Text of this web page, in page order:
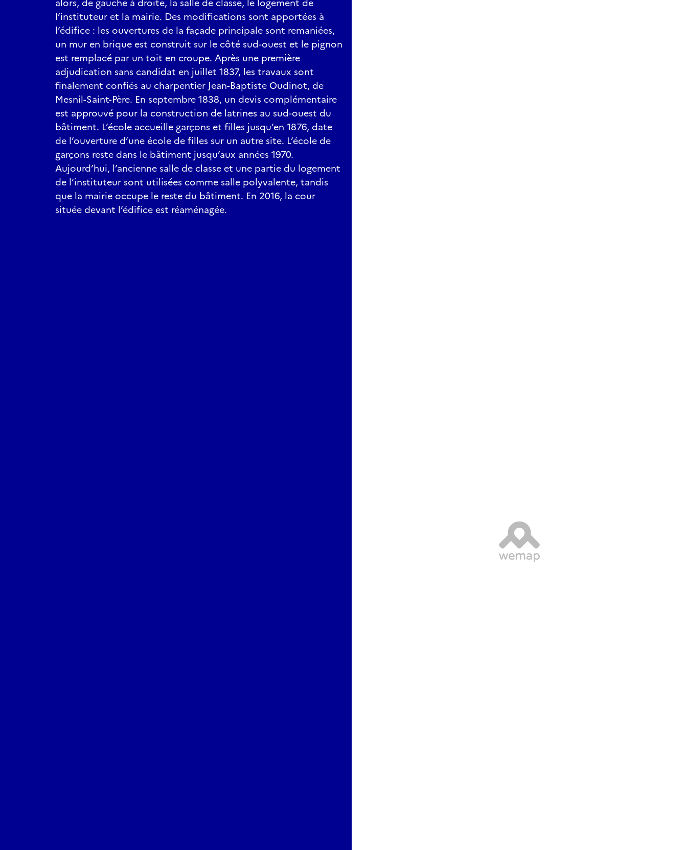
alors, de gauche à droite, la salle de classe, le logement de
l’instituteur et la mairie. Des modifications sont apportées à
l’édifice : les ouvertures de la façade principale sont remaniées,
un mur en brique est construit sur le côté sud-ouest et le pignon
est remplacé par un toit en croupe. Après une première
adjudication sans candidat en juillet 1837, les travaux sont
finalement confiés au charpentier Jean-Baptiste Oudinot, de
Mesnil-Saint-Père. En septembre 1838, un devis complémentaire
est approuvé pour la construction de latrines au sud-ouest du
bâtiment. L’école accueille garçons et filles jusqu’en 1876, date
de l’ouverture d’une école de filles sur un autre site. L’école de
garçons reste dans le bâtiment jusqu’aux années 1970.
Aujourd’hui, l’ancienne salle de classe et une partie du logement
de l’instituteur sont utilisées comme salle polyvalente, tandis
que la mairie occupe le reste du bâtiment. En 2016, la cour
située devant l’édifice est réaménagée.